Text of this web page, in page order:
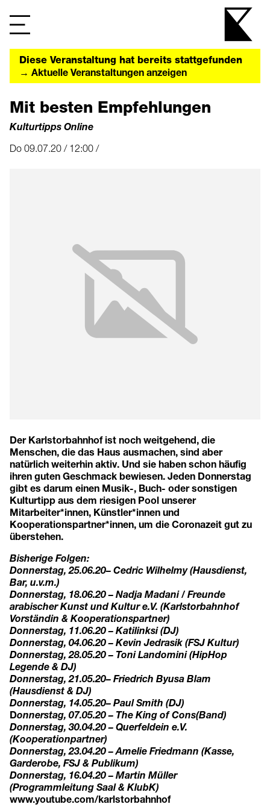
Diese Veranstaltung hat bereits stattgefunden
→ Aktuelle Veranstaltungen anzeigen
Mit besten Empfehlungen
Kulturtipps Online
Do 09.07.20 / 12:00 /
Der Karlstorbahnhof ist noch weitgehend, die
Menschen, die das Haus ausmachen, sind aber
natürlich weiterhin aktiv. Und sie haben schon häufig
ihren guten Geschmack bewiesen. Jeden Donnerstag
gibt es darum einen Musik-, Buch- oder sonstigen
Kulturtipp aus dem riesigen Pool unserer
Mitarbeiter*innen, Künstler*innen und
Kooperationspartner*innen, um die Coronazeit gut zu
überstehen.
Bisherige Folgen:
Donnerstag, 25.06.20– Cedric Wilhelmy (Hausdienst,
Bar, u.v.m.)
Donnerstag, 18.06.20 – Nadja Madani / Freunde
arabischer Kunst und Kultur e.V. (Karlstorbahnhof
Vorständin & Kooperationspartner)
Donnerstag, 11.06.20 – Katilinksi (DJ)
Donnerstag, 04.06.20 – Kevin Jedrasik (FSJ Kultur)
Donnerstag, 28.05.20 – Toni Landomini (HipHop
Legende & DJ)
Donnerstag, 21.05.20– Friedrich Byusa Blam
(Hausdienst & DJ)
Donnerstag, 14.05.20– Paul Smith (DJ)
Donnerstag, 07.05.20 – The King of Cons(Band)
Donnerstag, 30.04.20 – Querfeldein e.V.
(Kooperationpartner)
Donnerstag, 23.04.20 – Amelie Friedmann (Kasse,
Garderobe, FSJ & Publikum)
Donnerstag, 16.04.20 – Martin Müller
(Programmleitung Saal & KlubK)
www.youtube.com/karlstorbahnhof